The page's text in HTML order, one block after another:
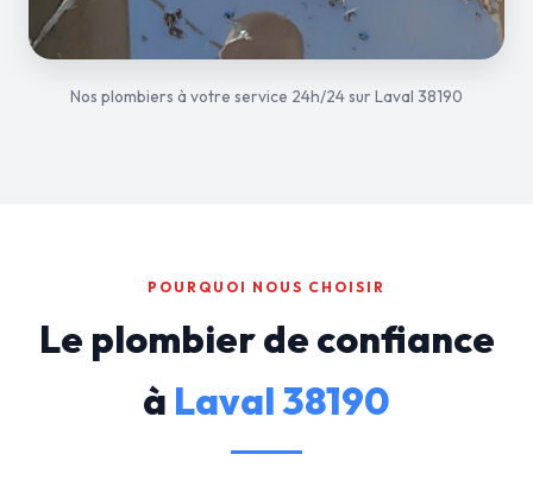
Nos plombiers à votre service 24h/24 sur Laval 38190
POURQUOI NOUS CHOISIR
Le plombier de confiance
à Laval 38190